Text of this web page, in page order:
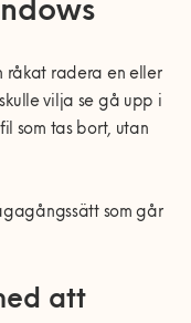
råkat radera en eller
vilja se gå upp i
som tas bort, utan
som går
att